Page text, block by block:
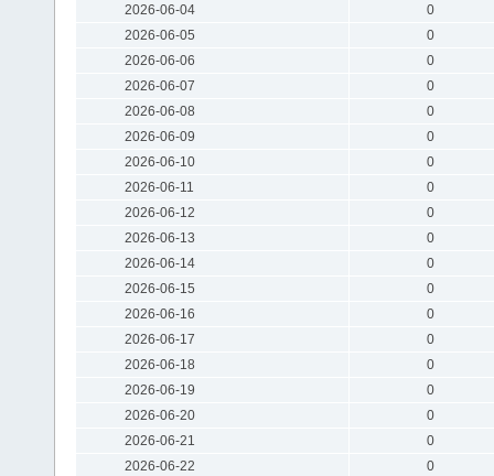
2026-06-04
0
2026-06-05
0
2026-06-06
0
2026-06-07
0
2026-06-08
0
2026-06-09
0
2026-06-10
0
2026-06-11
0
2026-06-12
0
2026-06-13
0
2026-06-14
0
2026-06-15
0
2026-06-16
0
2026-06-17
0
2026-06-18
0
2026-06-19
0
2026-06-20
0
2026-06-21
0
2026-06-22
0